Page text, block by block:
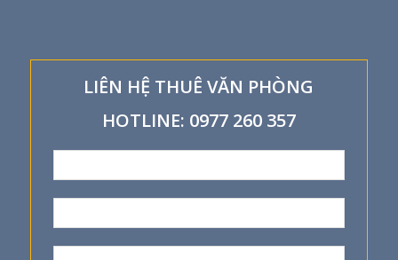
LIÊN HỆ THUÊ VĂN PHÒNG
HOTLINE: 0977 260 357